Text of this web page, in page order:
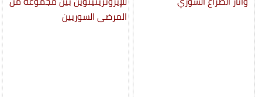
المرضى السوريين